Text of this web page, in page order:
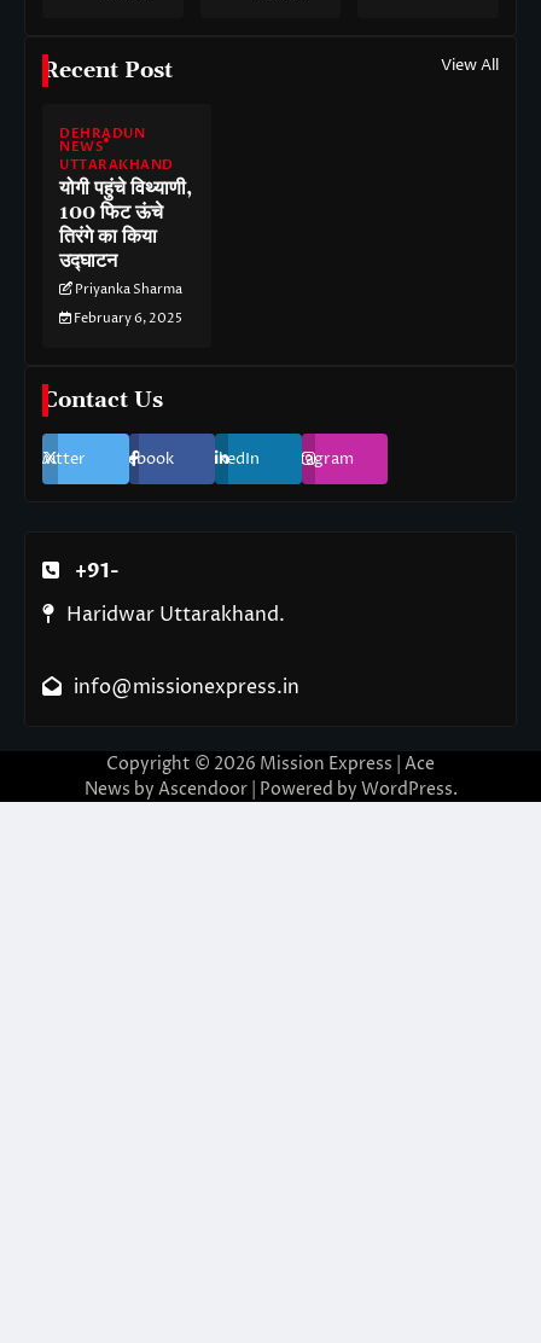
Recent Post View All
DEHRADUN
NEWS
UTTARAKHAND
योगी पहुंचे विथ्याणी,
100 फिट ऊंचे
तिरंगे का किया
उद्घाटन
Priyanka Sharma
February 6, 2025
Contact Us
Twitter Facebook LinkedIn Instagram
+91-
Haridwar Uttarakhand.
info@missionexpress.in
Copyright © 2026 Mission Express | Ace
News by Ascendoor| Powered by WordPress.